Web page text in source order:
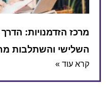
מרכז הזדמנויות:
השלישי והשתלבות
קרא עוד »